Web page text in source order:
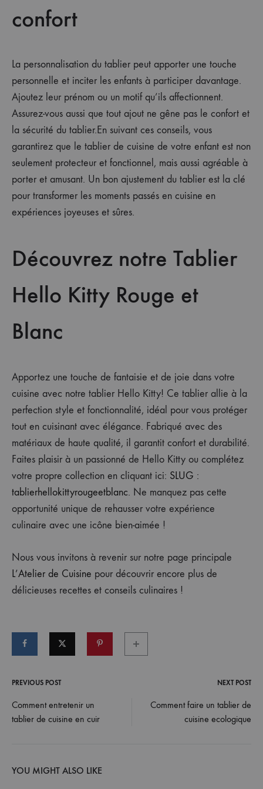
confort
La personnalisation du tablier peut apporter une touche
personnelle et inciter les enfants à participer davantage.
Ajoutez leur prénom ou un motif qu’ils affectionnent.
Assurez-vous aussi que tout ajout ne gêne pas le confort et
la sécurité du tablier.En suivant ces conseils, vous
garantirez que le tablier de cuisine de votre enfant est non
seulement protecteur et fonctionnel, mais aussi agréable à
porter et amusant. Un bon ajustement du tablier est la clé
pour transformer les moments passés en cuisine en
expériences joyeuses et sûres.
Découvrez notre Tablier
Hello Kitty Rouge et
Blanc
Apportez une touche de fantaisie et de joie dans votre
cuisine avec notre tablier Hello Kitty! Ce tablier allie à la
perfection style et fonctionnalité, idéal pour vous protéger
tout en cuisinant avec élégance. Fabriqué avec des
matériaux de haute qualité, il garantit confort et durabilité.
Faites plaisir à un passionné de Hello Kitty ou complétez
votre propre collection en cliquant ici: SLUG :
tablierhellokittyrougeetblanc. Ne manquez pas cette
opportunité unique de rehausser votre expérience
culinaire avec une icône bien-aimée !
Nous vous invitons à revenir sur notre page principale
L’Atelier de Cuisine pour découvrir encore plus de
délicieuses recettes et conseils culinaires !
Post
PREVIOUS POST NEXT POST
Comment entretenir un
tablier de cuisine en cuir
Comment faire un tablier de
cuisine ecologique
YOU MIGHT ALSO LIKE